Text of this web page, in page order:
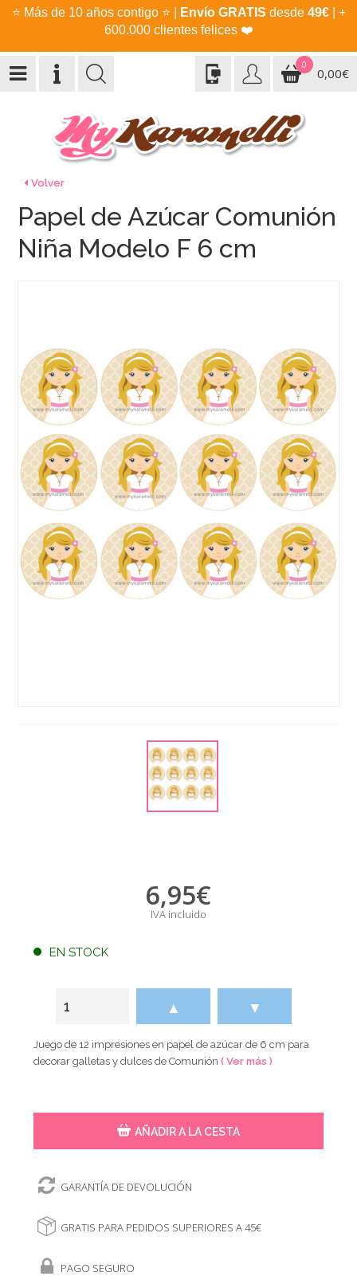
⭐ Más de 10 años contigo ⭐ Envío GRATIS desde 49€| +
600.000 clientes felices ❤️
0
0,00€
Volver
Papel de Azúcar Comunión
Niña Modelo F 6 cm
6,95€
IVA incluido
EN STOCK
▲ ▼
Juego de 12 impresiones en papel de azúcar de 6 cm para
decorar galletas y dulces de Comunión( Ver más )
AÑADIR A LA CESTA
GARANTÍA DE DEVOLUCIÓN
GRATIS PARA PEDIDOS SUPERIORES A 45€
PAGO SEGURO